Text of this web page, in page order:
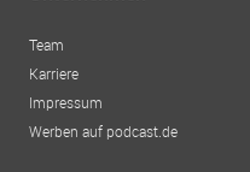
Team
Karriere
Impressum
Werben auf podcast.de